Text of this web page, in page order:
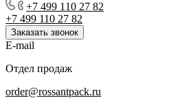
+7 499 110 27 82
+7 499 110 27 82
Заказать звонок
E-mail
Отдел продаж
order@rossantpack.ru